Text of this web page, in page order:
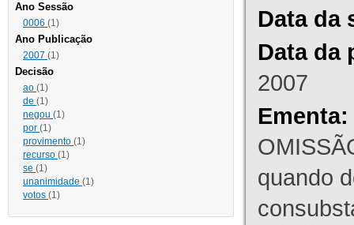
Ano Sessão
0006 (1)
Ano Publicação
2007 (1)
Decisão
ao (1)
de (1)
negou (1)
por (1)
provimento (1)
recurso (1)
se (1)
unanimidade (1)
votos (1)
Data da
Data da
2007
Ementa:
quando